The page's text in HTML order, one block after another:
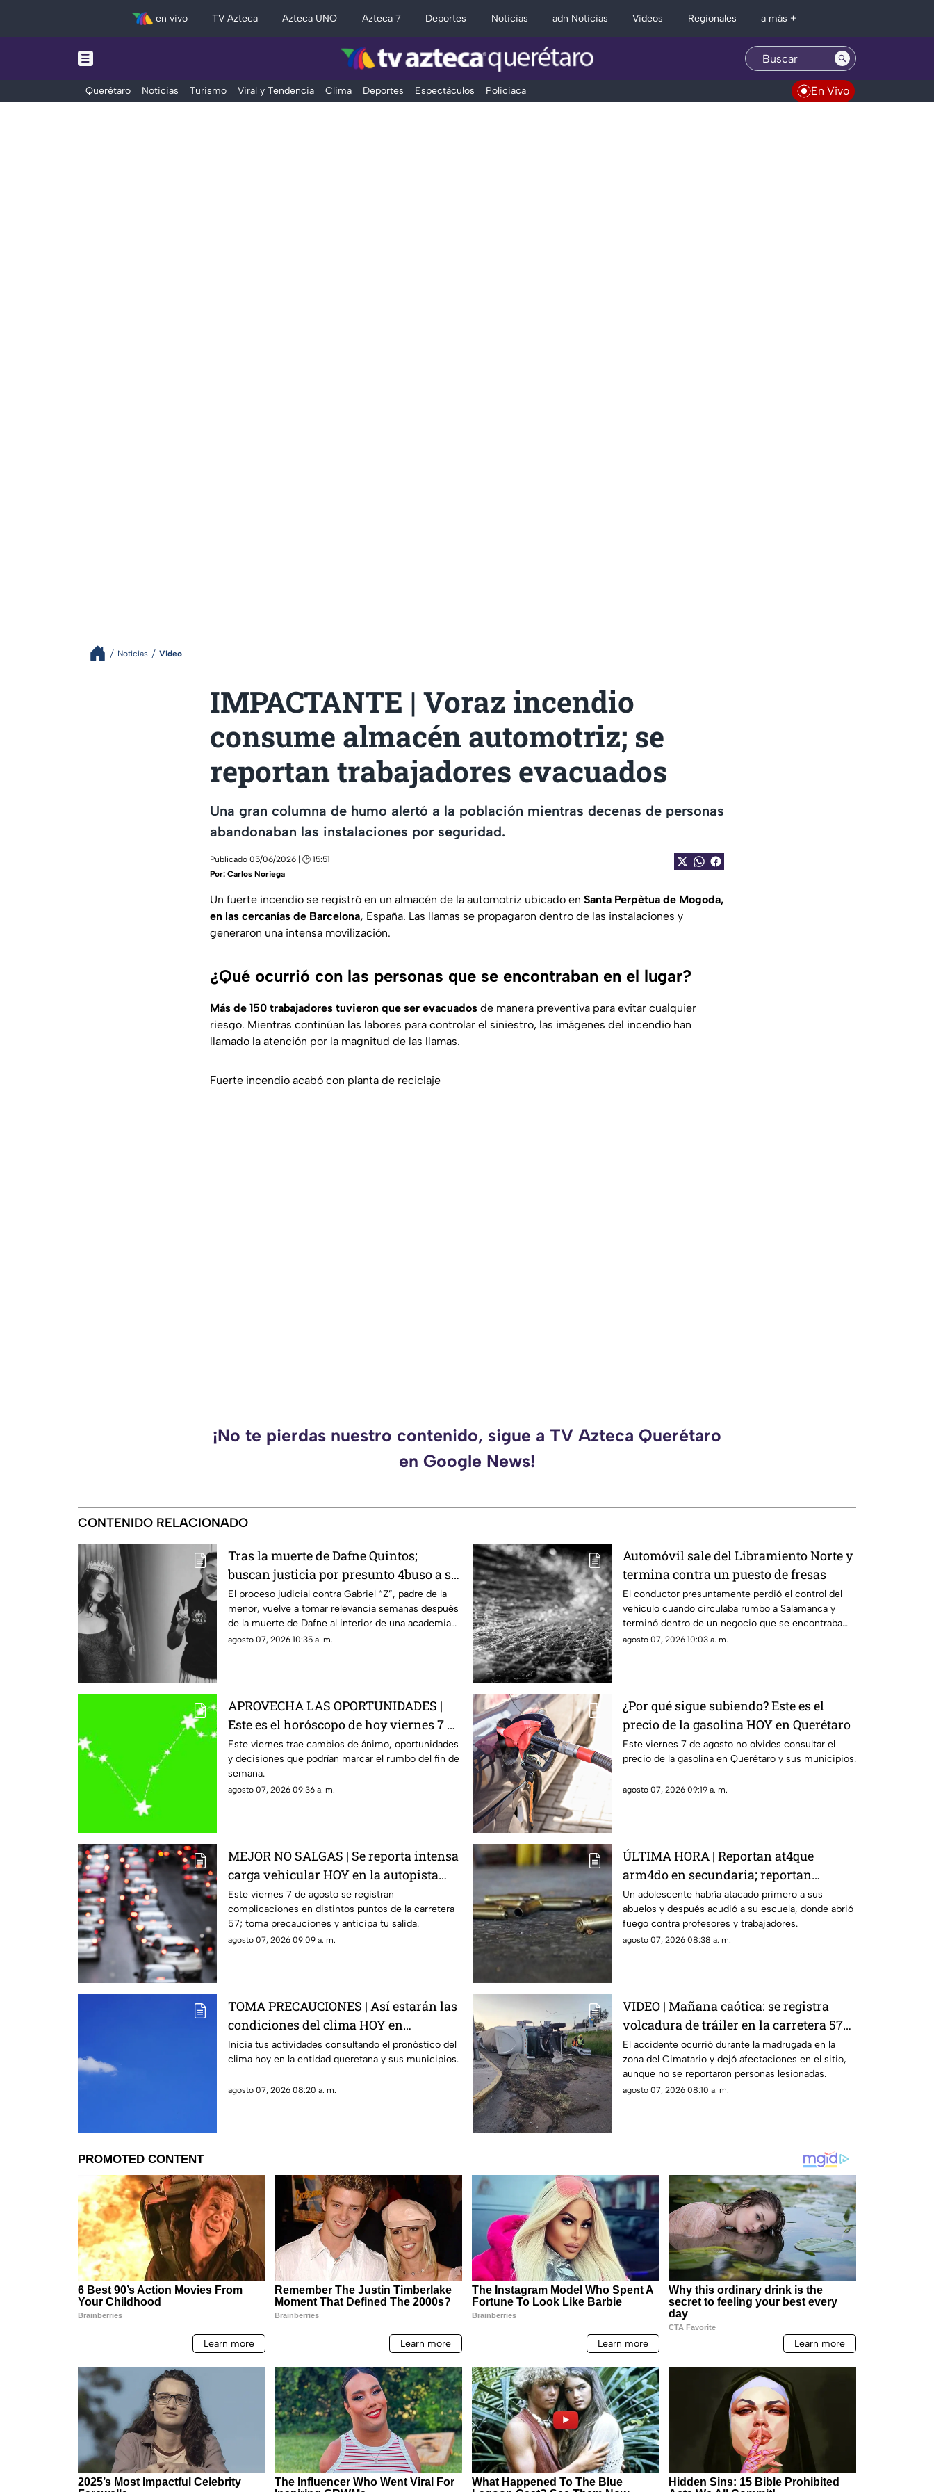
en vivo TV Azteca Azteca UNO Azteca 7 Deportes Noticias adn Noticias Videos Regionales a más +
Querétaro Noticias Turismo Viral y Tendencia Clima Deportes Espectáculos Policiaca En Vivo
Noticias Video
IMPACTANTE | Voraz incendio
consume almacén automotriz; se
reportan trabajadores evacuados
Una gran columna de humo alertó a la población mientras decenas de personas
abandonaban las instalaciones por seguridad.
Publicado 05/06/2026 | 🕑 15:51
Por: Carlos Noriega
Un fuerte incendio se registró en un almacén de la automotriz ubicado en Santa Perpètua de Mogoda,
en las cercanías de Barcelona, España. Las llamas se propagaron dentro de las instalaciones y
generaron una intensa movilización.
¿Qué ocurrió con las personas que se encontraban en el lugar?
Más de 150 trabajadores tuvieron que ser evacuados de manera preventiva para evitar cualquier
riesgo. Mientras continúan las labores para controlar el siniestro, las imágenes del incendio han
llamado la atención por la magnitud de las llamas.
Fuerte incendio acabó con planta de reciclaje
¡No te pierdas nuestro contenido, sigue a TV Azteca Querétaro
en Google News!
CONTENIDO RELACIONADO
Tras la muerte de Dafne Quintos;
buscan justicia por presunto 4buso a su
integridad íntima
El proceso judicial contra Gabriel “Z”, padre de la
menor, vuelve a tomar relevancia semanas después
de la muerte de Dafne al interior de una academia
militarizada.
agosto 07, 2026 10:35 a. m.
Automóvil sale del Libramiento Norte y
termina contra un puesto de fresas
El conductor presuntamente perdió el control del
vehículo cuando circulaba rumbo a Salamanca y
terminó dentro de un negocio que se encontraba
abierto.
agosto 07, 2026 10:03 a. m.
APROVECHA LAS OPORTUNIDADES |
Este es el horóscopo de hoy viernes 7 de
agosto
Este viernes trae cambios de ánimo, oportunidades
y decisiones que podrían marcar el rumbo del fin de
semana.
agosto 07, 2026 09:36 a. m.
¿Por qué sigue subiendo? Este es el
precio de la gasolina HOY en Querétaro
Este viernes 7 de agosto no olvides consultar el
precio de la gasolina en Querétaro y sus municipios.
agosto 07, 2026 09:19 a. m.
MEJOR NO SALGAS | Se reporta intensa
carga vehicular HOY en la autopista
México Querétaro
Este viernes 7 de agosto se registran
complicaciones en distintos puntos de la carretera
57; toma precauciones y anticipa tu salida.
agosto 07, 2026 09:09 a. m.
ÚLTIMA HORA | Reportan at4que
arm4do en secundaria; reportan
mu3rtos y decenas de heridos (+VIDEO
DELICADO)
Un adolescente habría atacado primero a sus
abuelos y después acudió a su escuela, donde abrió
fuego contra profesores y trabajadores.
agosto 07, 2026 08:38 a. m.
TOMA PRECAUCIONES | Así estarán las
condiciones del clima HOY en
Querétaro
Inicia tus actividades consultando el pronóstico del
clima hoy en la entidad queretana y sus municipios.
agosto 07, 2026 08:20 a. m.
VIDEO | Mañana caótica: se registra
volcadura de tráiler en la carretera 57
rumbo a Celaya
El accidente ocurrió durante la madrugada en la
zona del Cimatario y dejó afectaciones en el sitio,
aunque no se reportaron personas lesionadas.
agosto 07, 2026 08:10 a. m.